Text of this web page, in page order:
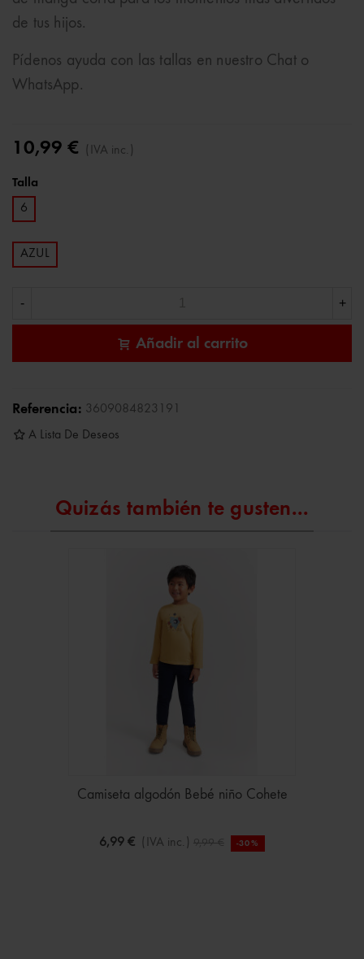
de tus hijos.
Pídenos ayuda con las tallas en nuestro Chat o
WhatsApp.
10,99 € (IVA inc.)
Talla
6
AZUL
- +
Añadir al carrito
Referencia: 3609084823191
A Lista De Deseos
Quizás también te gusten...
Camiseta algodón Bebé niño Cohete
6,99 € (IVA inc.) 9,99 € -30%